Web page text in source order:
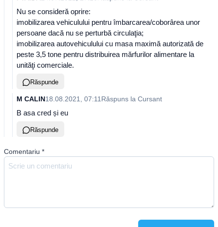
Nu se consideră oprire:
imobilizarea vehiculului pentru îmbarcarea/coborârea unor
persoane dacă nu se perturbă circulaţia;
imobilizarea autovehiculului cu masa maximă autorizată de
peste 3,5 tone pentru distribuirea mărfurilor alimentare la
unităţi comerciale.
Răspunde
M CALIN18.08.2021, 07:11 Răspuns la Cursant
B asa cred și eu
Răspunde
Comentariu *